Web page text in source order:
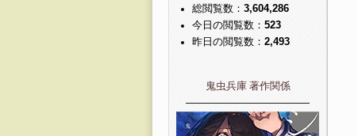
総閲覧数： 3,604,286
今日の閲覧数： 523
昨日の閲覧数： 2,493
鬼虫兵庫 著作関係
――――――――――――